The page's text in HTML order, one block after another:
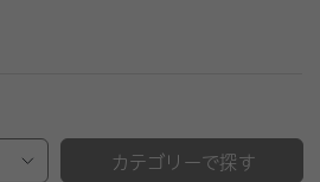
カテゴリーで探す